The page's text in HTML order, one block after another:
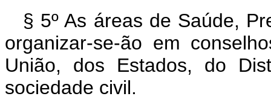
§ 5º As áreas de Saúde,
organizar-se-ão em
União, dos Estados, do
sociedade civil.